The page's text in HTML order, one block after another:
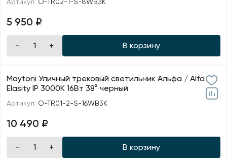
Артикул: O-TR02-1-S-8WB3K
5 950 ₽
В корзину
Maytoni Уличный трековый светильник Альфа / Alfa
Elasity IP 3000К 16Вт 38° черный
Артикул: O-TR01-2-S-16WB3K
10 490 ₽
В корзину